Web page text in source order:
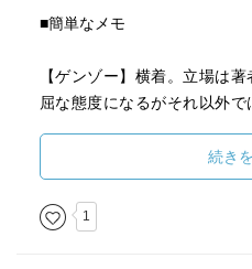
■簡単なメモ
【ゲンゾー】横着。立場は
屈な態度になるがそれ以外
【ココア】それなりに勤勉
ごとに対する執着は薄く、思
存在。
続き
1